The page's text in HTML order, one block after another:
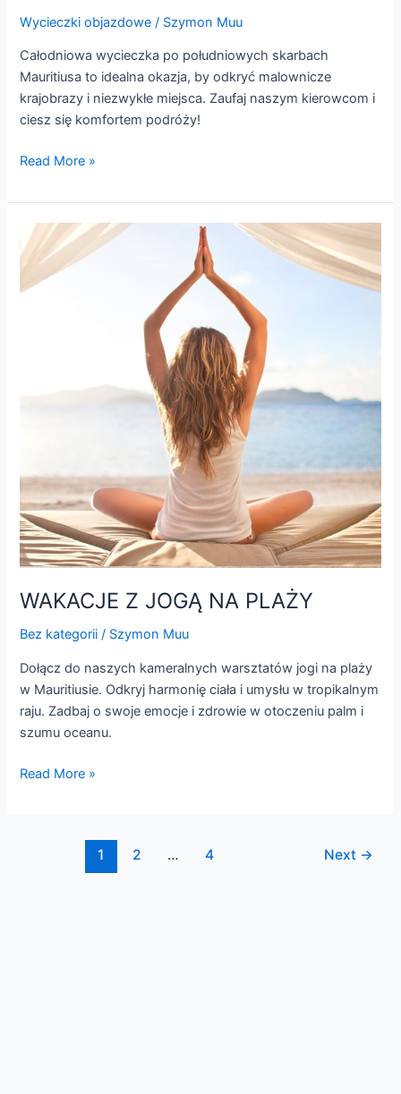
Wycieczki objazdowe / Szymon Muu
Całodniowa wycieczka po południowych skarbach
Mauritiusa to idealna okazja, by odkryć malownicze
krajobrazy i niezwykłe miejsca. Zaufaj naszym kierowcom i
ciesz się komfortem podróży!
Read More »
WAKACJE Z JOGĄ NA PLAŻY
Bez kategorii / Szymon Muu
Dołącz do naszych kameralnych warsztatów jogi na plaży
w Mauritiusie. Odkryj harmonię ciała i umysłu w tropikalnym
raju. Zadbaj o swoje emocje i zdrowie w otoczeniu palm i
szumu oceanu.
WAKACJE
Z
JOGĄ
NA
Read More »
1 2 … 4 Next →